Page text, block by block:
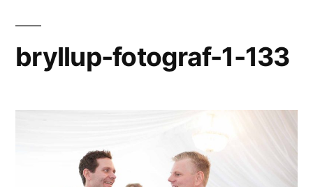
bryllup-fotograf-1-133